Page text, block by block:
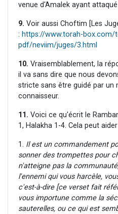
venue d'Amalek ayant
9. Voir aussi Choftim [Les
: https://www.torah-box.com/
pdf/neviim/juges/3.html
10. Vraisemblablement, la
il va sans dire que nous
stricte sans être guidé par un
connaisseur.
11. Voici ce qu'écrit le
1, Halakha 1-4. Cela peut
1. Il est un commandement
sonner des trompettes pour
n'atteigne pas la
l'ennemi qui vous harcèle,
c'est-à-dire [ce verset fait
vous importune comme la
sauterelles, ou ce qui est